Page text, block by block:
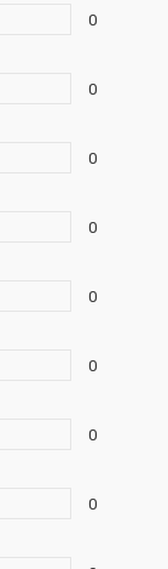
0
0
0
0
0
0
0
0